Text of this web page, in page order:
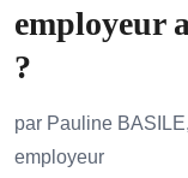
employeur
?
par Pauline
employeur